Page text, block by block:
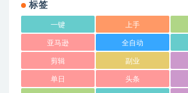
标签
一键 上手
亚马逊 全自动
剪辑 副业
单日 头条